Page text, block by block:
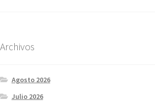
Archivos
Agosto 2026
Julio 2026